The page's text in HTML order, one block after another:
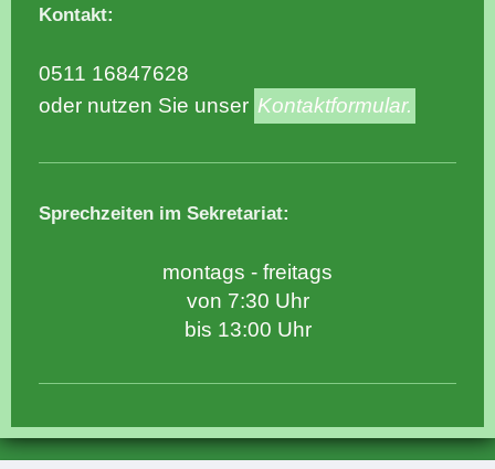
Kontakt:
0511 16847628
oder nutzen Sie unser Kontaktformular.
Sprechzeiten im Sekretariat:
montags - freitags
von 7:30 Uhr
bis 13:00 Uhr